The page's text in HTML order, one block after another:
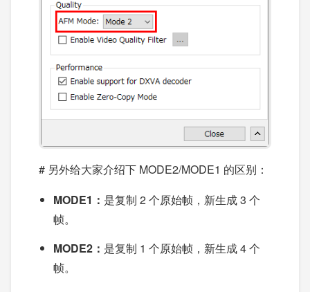
# 另外给大家介绍下 MODE2/MODE1 的区别：
MODE1： 是复制 2 个原始帧，新生成 3 个
帧。
MODE2： 是复制 1 个原始帧，新生成 4 个
帧。